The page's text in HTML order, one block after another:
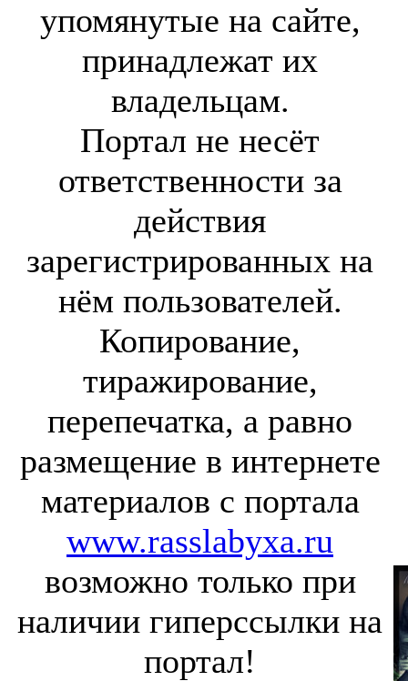
упомянутые на сайте,
принадлежат их
владельцам.
Портал не несёт
ответственности за
действия
зарегистрированных на
нём пользователей.
Копирование,
тиражирование,
перепечатка, а равно
размещение в интернете
материалов с портала
www.rasslabyxa.ru
возможно только при
наличии гиперссылки на
портал!